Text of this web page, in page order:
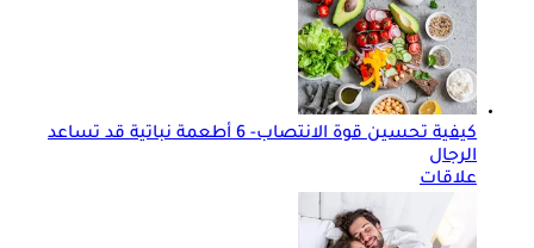
كيفية تحسين قوة الانتصاب- 6 أطعمة نباتية قد تساعد
الرجال
علاقات